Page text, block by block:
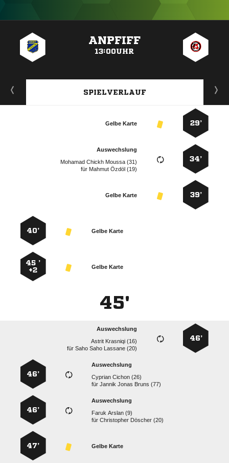
ANPFIFF
13:00UHR
SPIELVERLAUF
29’
Gelbe Karte
34’
Auswechslung
   
für   
39’
Gelbe Karte
Gelbe Karte
40’
Gelbe Karte
45 ’
+2
45'
46’
Auswechslung
  
für   
Auswechslung
  
für   
46’
Auswechslung
  
für  
46’
Gelbe Karte
47’